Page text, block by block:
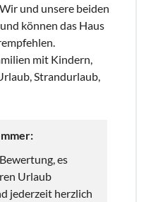
und unsere beiden
können das Haus
mit Kindern,
Strandurlaub,
es
Urlaub
jederzeit herzlich